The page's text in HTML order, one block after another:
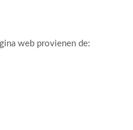
web provienen de: